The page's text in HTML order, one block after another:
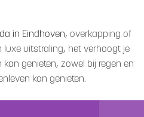
in Eindhoven, overkapping of
luxe uitstraling, het verhoogt je
genieten, zowel bij regen en
kan genieten.